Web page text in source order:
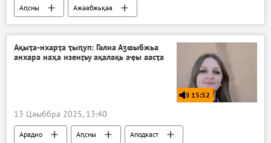
Аԥсны Ажәабжьқәа
Ақыҭа-нхарҭа ҭыԥуп: Гәлиа Аӡҩыбжьа
анхара иаҳа изеиӷьу ақалақь аҿы аасҭа
15:52
13 Цәыббра 2025, 13:40
Арадио Аԥсны Аподкаст